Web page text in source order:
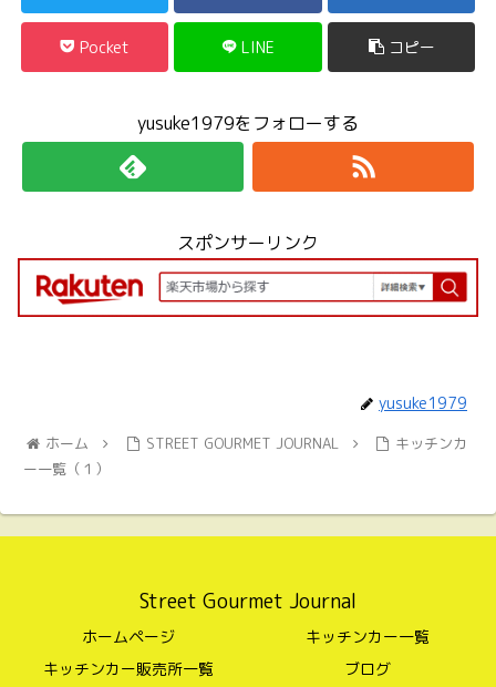
Pocket LINE コピー
yusuke1979をフォローする
スポンサーリンク
yusuke1979
ホーム STREET GOURMET JOURNAL
キッチンカ
ー一覧（１）
Street Gourmet Journal
ホームページ
キッチンカー一覧
キッチンカー販売所一覧
ブログ